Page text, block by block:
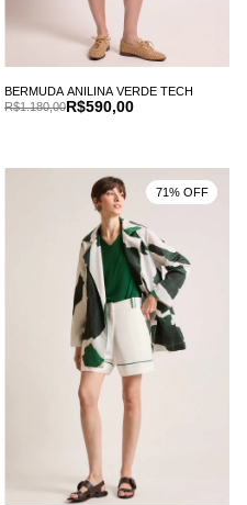
BERMUDA ANILINA VERDE TECH
R$590,00
R$1.180,00
71% OFF